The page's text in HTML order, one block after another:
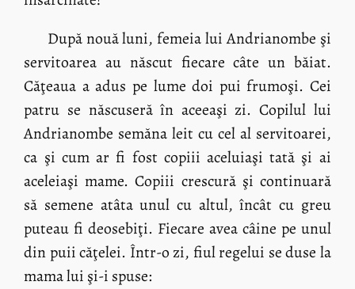
După nouă luni, femeia lui Andrianombe şi
servitoarea au născut fiecare câte un băiat.
Căţeaua a adus pe lume doi pui frumoşi. Cei
patru se născuseră în aceeaşi zi. Copilul lui
Andrianombe semăna leit cu cel al servitoarei,
ca şi cum ar fi fost copiii aceluiaşi tată şi ai
aceleiaşi mame. Copiii crescură şi continuară
să semene atâta unul cu altul, încât cu greu
puteau fi deosebiţi. Fiecare avea câine pe unul
din puii căţelei. Într-o zi, fiul regelui se duse la
mama lui şi-i spuse: